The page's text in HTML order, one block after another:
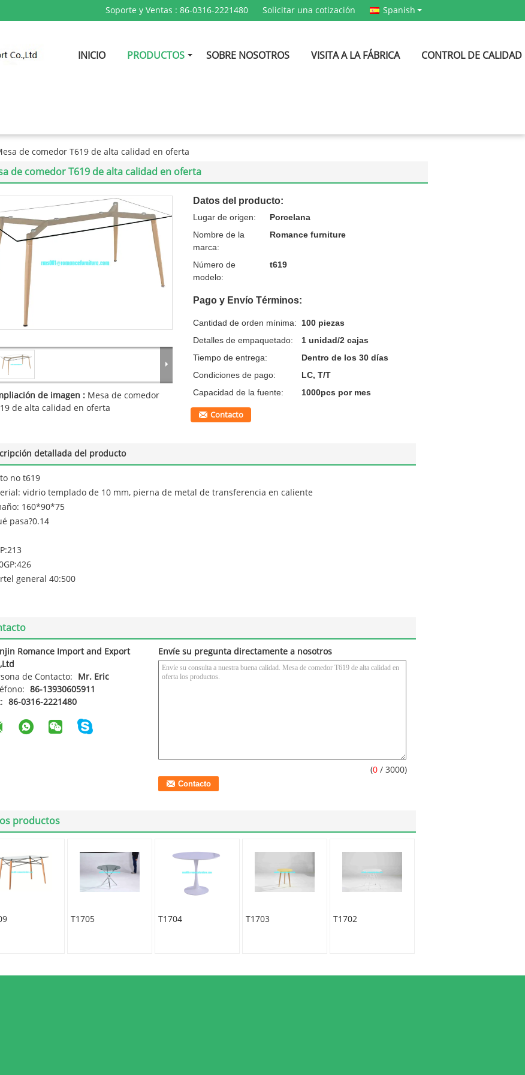
Soporte y Ventas : 86-0316-2221480 Solicitar una cotización Spanish
INICIO PRODUCTOS SOBRE NOSOTROS VISITA A LA FÁBRICA CONTROL DE CALIDAD
de comedor T619 de alta calidad en oferta
de comedor T619 de alta calidad en oferta
de imagen : Mesa de comedor
de alta calidad en oferta
Datos del producto:
Lugar de origen:
Porcelana
Nombre de la
marca:
Romance furniture
Número de
modelo:
t619
Pago y Envío Términos:
Cantidad de orden mínima:
100 piezas
Detalles de empaquetado:
1 unidad/2 cajas
Tiempo de entrega:
Dentro de los 30 días
Condiciones de pago:
LC, T/T
Capacidad de la fuente:
1000pcs por mes
Contacto
detallada del producto
no t619
vidrio templado de 10 mm, pierna de metal de transferencia en caliente
160*90*75
pasa?0.14
general 40:500
Romance Import and Export
de Contacto:
Mr. Eric
86-13930605911
86-0316-2221480
Envíe su pregunta directamente a nosotros
(0 / 3000)
productos
T1705 T1704 T1703 T1702